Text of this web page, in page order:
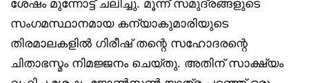
ശേഷം മുന്നോട്ട് ചലിച്ചു. മൂന്ന് സമുദ്രങ്ങളുടെ
സംഗമസ്ഥാനമായ കന്യാകുമാരിയുടെ
തിരമാലകളിൽ ഗിരീഷ് തന്റെ സഹോദരന്റെ
ചിതാഭസ്മം നിമജ്ജനം ചെയ്തു. അതിന് സാക്ഷ്യം